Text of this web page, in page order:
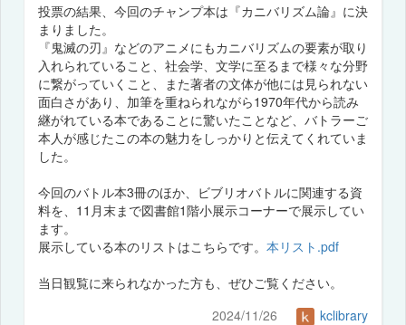
投票の結果、今回のチャンプ本は『カニバリズム論』に決
まりました。
『鬼滅の刃』などのアニメにもカニバリズムの要素が取り
入れられていること、社会学、文学に至るまで様々な分野
に繋がっていくこと、また著者の文体が他には見られない
面白さがあり、加筆を重ねられながら1970年代から読み
継がれている本であることに驚いたことなど、バトラーご
本人が感じたこの本の魅力をしっかりと伝えてくれていま
した。
今回のバトル本3冊のほか、ビブリオバトルに関連する資
料を、11月末まで図書館1階小展示コーナーで展示してい
ます。
展示している本のリストはこちらです。 本リスト.pdf
当日観覧に来られなかった方も、ぜひご覧ください。
2024/11/26
kclibrary